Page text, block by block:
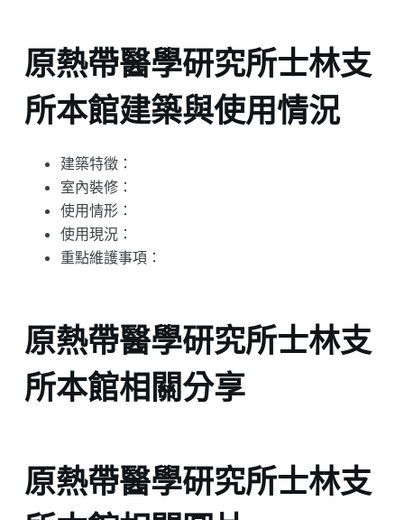
原熱帶醫學研究所士林支
所本館建築與使用情況
建築特徵：
室內裝修：
使用情形：
使用現況：
重點維護事項：
原熱帶醫學研究所士林支
所本館相關分享
原熱帶醫學研究所士林支